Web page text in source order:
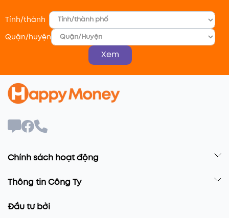
Tỉnh/thành
Quận/huyện
Xem
Chính sách hoạt động
Thông tin Công Ty
Đầu tư bởi